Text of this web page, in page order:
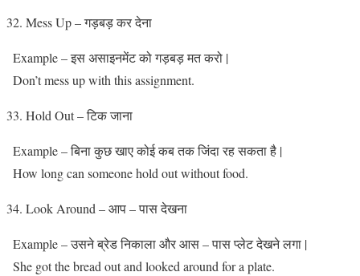
Mess Up – गड़बड़ कर देना
Example – इस असाइनमेंट को गड़बड़ मत करो |
Don’t mess up with this assignment.
Hold Out – टिक जाना
Example – बिना कुछ खाए कोई कब तक जिंदा रह सकता है |
How long can someone hold out without food.
Look Around – आप – पास देखना
Example – उसने ब्रेड निकाला और आस – पास प्लेट देखने लगा |
She got the bread out and looked around for a plate.